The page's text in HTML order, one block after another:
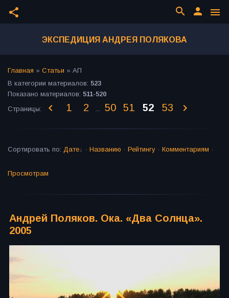
share menu
person
search
ЭКСПЕДИЦИЯ АНДРЕЯ ПОЛЯКОВА
Главная » Статьи » АП
В категории материалов: 523
Показано материалов: 511-520
Страницы: 1 2 ... 50 51 52 53
Сортировать по: Дате · Названию · Рейтингу · Комментариям ·
Просмотрам
Андрей Поляков. Ока. «Два Солнца».
2005